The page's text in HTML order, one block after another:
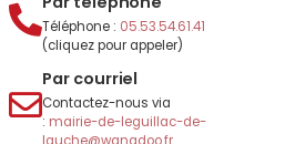
Téléphone : 05.53.54.61.41
(cliquez pour appeler)
Par courriel
Contactez-nous via
: mairie-de-leguillac-de-